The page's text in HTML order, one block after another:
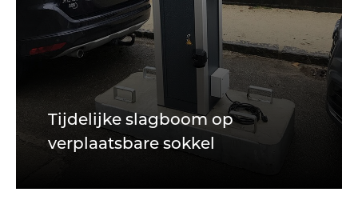
Tijdelijke slagboom op
verplaatsbare sokkel